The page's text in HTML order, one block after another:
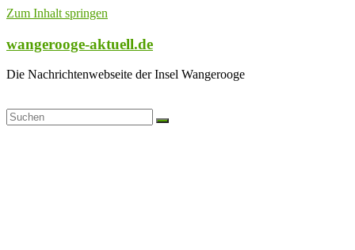
Zum Inhalt springen
wangerooge-aktuell.de
Die Nachrichtenwebseite der Insel Wangerooge